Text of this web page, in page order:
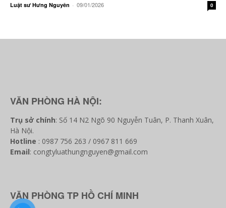
Luật sư Hưng Nguyên - 09/01/2026 0
VĂN PHÒNG HÀ NỘI:
Trụ sở chính: Số 14 N2 Ngõ 90 Nguyễn Tuân, P. Thanh Xuân,
Hà Nội.
Hotline : 0987 756 263 / 0967 811 669
Email: congtyluathungnguyen@gmail.com
VĂN PHÒNG TP HỒ CHÍ MINH